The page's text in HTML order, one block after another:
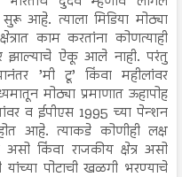
आहे. त्याला मिडिया मोठ्या
काम करतांना कोणत्याही
झाल्याचे ऐकू आले नाही. परंतु
’मी टू’ किंवा महीलांवर
मोठ्या प्रमाणात ऊहापोह
व ईपीएस 1995 च्या पेन्शन
होत आहे. त्याकडे कोणीही लक्ष
असो किंवा राजकीय क्षेत्र असो
यांच्या पोटाची खळगी भरण्याचे